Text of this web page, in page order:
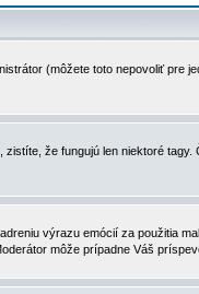
(môžete toto nepovoliť
že fungujú len niektoré tagy.
výrazu emócií za použitia
môže prípadne Váš